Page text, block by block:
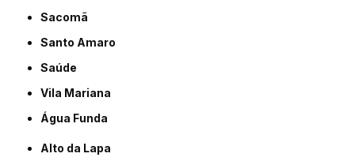
Sacomã
Santo Amaro
Saúde
Vila Mariana
Água Funda
Alto da Lapa